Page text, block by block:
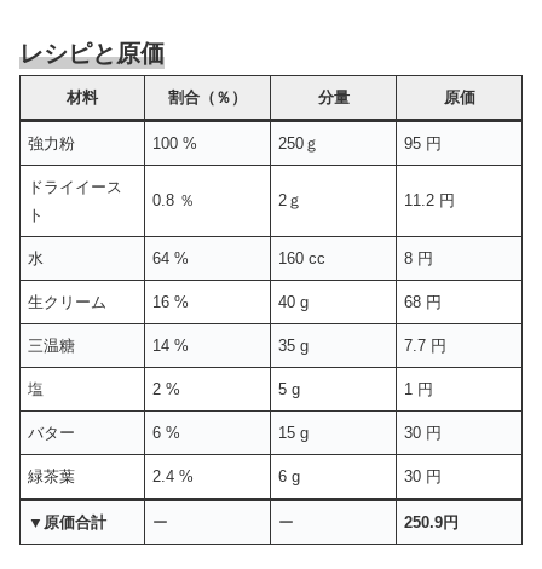
レシピと原価
材料 割合（％） 分量 原価
強力粉 100 % 250ｇ 95 円
ドライイース
ト
0.8 ％ 2ｇ 11.2 円
水 64 % 160 cc 8 円
生クリーム 16 % 40 g 68 円
三温糖 14 % 35 g 7.7 円
塩 2 % 5 g 1 円
バター 6 % 15 g 30 円
緑茶葉 2.4 % 6 g 30 円
▼原価合計 ー ー 250.9円